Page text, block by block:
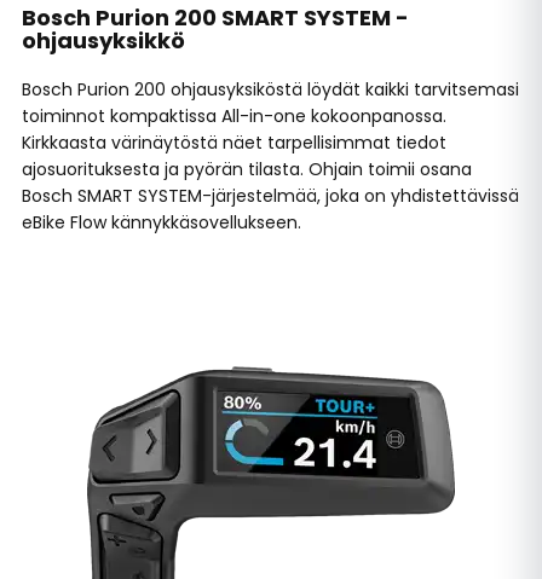
Bosch Purion 200 SMART SYSTEM -
ohjausyksikkö
Bosch Purion 200 ohjausyksiköstä löydät kaikki tarvitsemasi
toiminnot kompaktissa All-in-one kokoonpanossa.
Kirkkaasta värinäytöstä näet tarpellisimmat tiedot
ajosuorituksesta ja pyörän tilasta. Ohjain toimii osana
Bosch SMART SYSTEM-järjestelmää, joka on yhdistettävissä
eBike Flow kännykkäsovellukseen.